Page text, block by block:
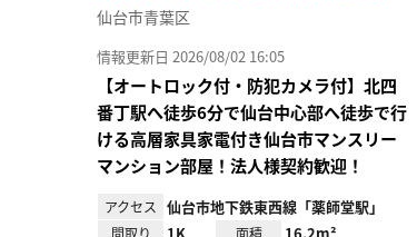
仙台市青葉区
情報更新日 2026/08/02 16:05
【オートロック付・防犯カメラ付】北四
番丁駅へ徒歩6分で仙台中心部へ徒歩で行
ける高層家具家電付き仙台市マンスリー
マンション部屋！法人様契約歓迎！
アクセス 仙台市地下鉄東西線「薬師堂駅」
間取り 面積